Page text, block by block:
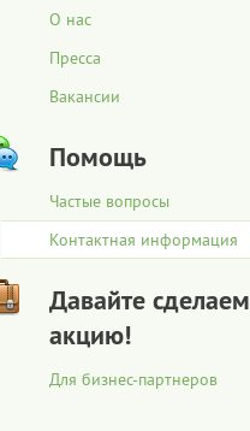
О нас
Пресса
Вакансии
Помощь
Частые вопросы
Контактная информация
Давайте сделаем
акцию!
Для бизнес-партнеров